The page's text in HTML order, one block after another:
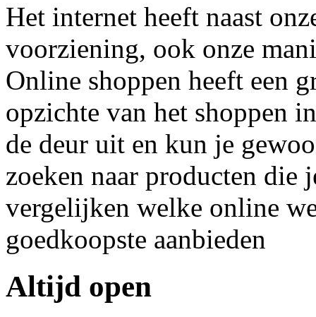
Het internet heeft naast
voorziening, ook onze
Online shoppen heeft een
opzichte van het shoppen
de deur uit en kun je
zoeken naar producten
vergelijken welke online
goedkoopste aanbieden
Altijd open